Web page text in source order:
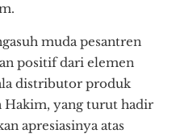
muda pesantren
positif dari elemen
distributor produk
yang turut hadir
apresiasinya atas